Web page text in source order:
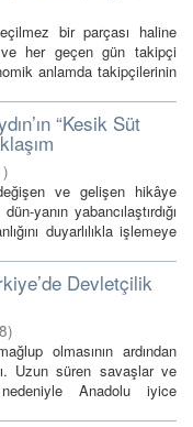
bir parçası haline
her geçen gün takipçi
anlamda takipçilerinin
“Kesik Süt
)
ve gelişen hikâye
yanın yabancılaştırdığı
duyarlılıkla işlemeye
Devletçilik
)
olmasının ardından
Uzun süren savaşlar ve
Anadolu iyice